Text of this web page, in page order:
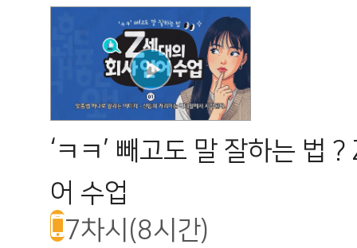
‘ㅋㅋ’ 빼고도 말 잘하는 법
어 수업
7차시(8시간)